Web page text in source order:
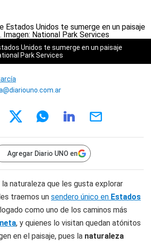
Unidos te sumerge en un paisaje
Park Services
Agregar Diario UNO en
naturaleza que les gusta explorar
traemos un sendero único en Estados
como uno de los caminos más
, y quienes lo visitan quedan atónitos
en el paisaje, pues la naturaleza